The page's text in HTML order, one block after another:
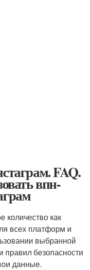
FAQ.
впн-
количество как
всех платформ и
выбранной
безопасности
данные.